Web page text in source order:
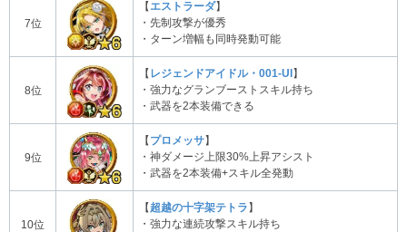
7位
【 エストラーダ】
・先制攻撃が優秀
・ターン増幅も同時発動可能
8位
【 レジェンドアイドル・001-UI 】
・強力なグランブーストスキル持ち
・武器を2本装備できる
9位
【 プロメッサ】
・神ダメージ上限30%上昇アシスト
・武器を2本装備+スキル全発動
10位
【超越の十字架テトラ 】
・強力な連続攻撃スキル持ち